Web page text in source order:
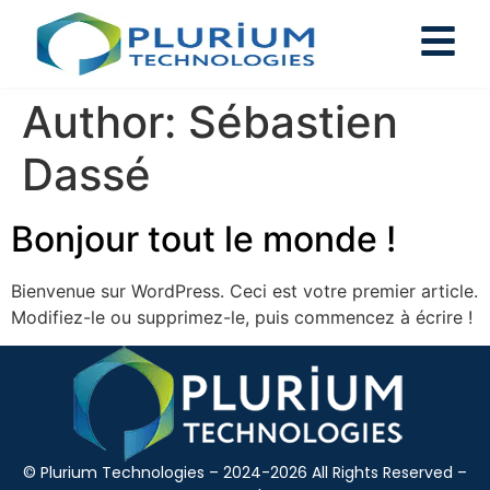
Author: Sébastien
Dassé
Bonjour tout le monde !
Bienvenue sur WordPress. Ceci est votre premier article.
Modifiez-le ou supprimez-le, puis commencez à écrire !
© Plurium Technologies – 2024-2026 All Rights Reserved –